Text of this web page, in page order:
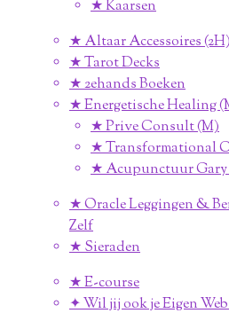
★ Kaarsen
★ Altaar Accessoires
★ Tarot Decks
★ 2ehands Boeken
★ Energetische Healing
★ Prive Consult (M)
★ Transformational
★ Acupunctuur
★ Oracle Leggingen &
Zelf
★ Sieraden
★ E-course
✦ Wil jij ook je Eigen